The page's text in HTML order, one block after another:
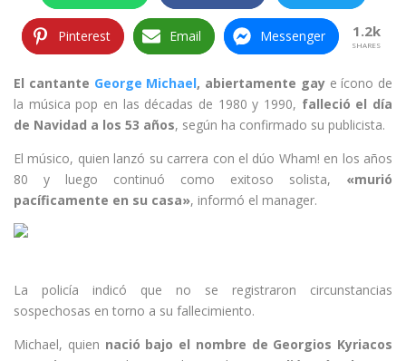
Pinterest Email Messenger 1.2k
SHARES
El cantante George Michael, abiertamente gaye ícono de
la música pop en las décadas de 1980 y 1990, falleció el día
de Navidad a los 53 años, según ha confirmado su publicista.
El músico, quien lanzó su carrera con el dúo Wham! en los años
80 y luego continuó como exitoso solista, «murió
pacíficamente en su casa», informó el manager.
La policía indicó que no se registraron circunstancias
sospechosas en torno a su fallecimiento.
Michael, quien nació bajo el nombre de Georgios Kyriacos